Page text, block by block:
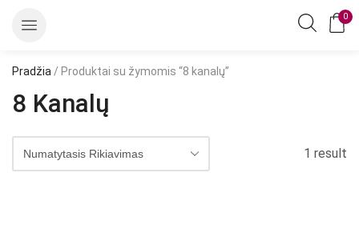
0
Pradžia / Produktai su žymomis “8 kanalų”
8 Kanalų
1 result